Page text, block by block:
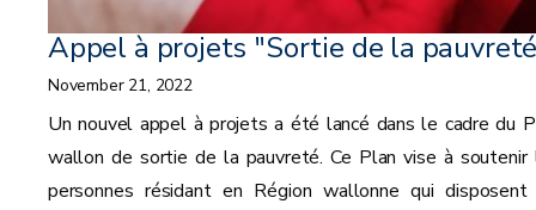
Appel à projets "Sortie de la
November 21, 2022
Un nouvel appel à projets a été lancé dans le cadre du
wallon de sortie de la pauvreté. Ce Plan vise à soutenir
personnes résidant en Région wallonne qui